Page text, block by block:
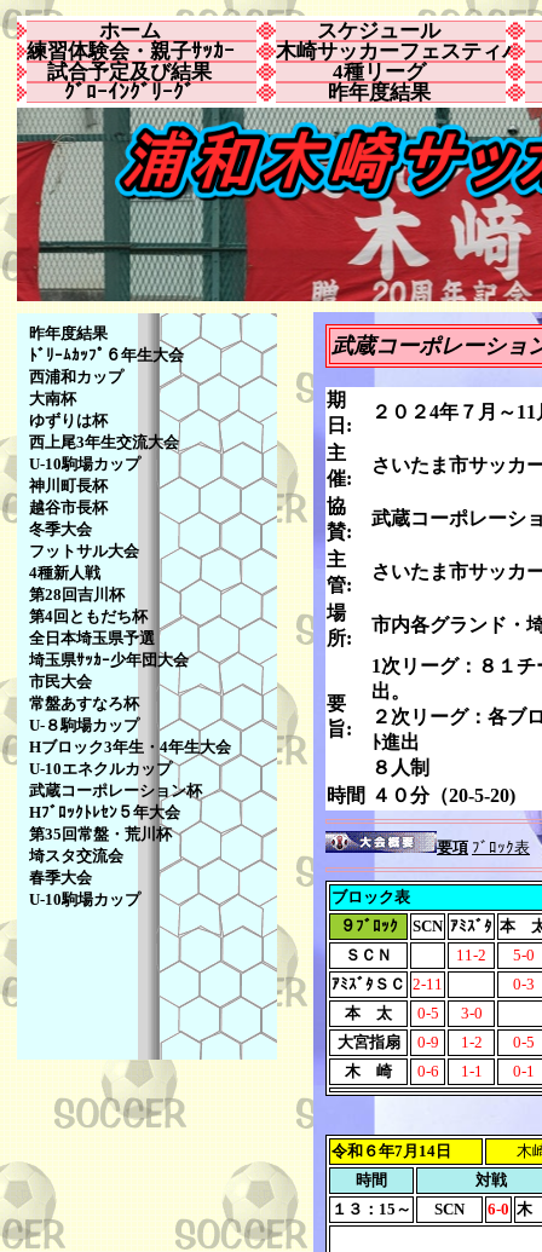
ホーム
スケジュール
練習体験会・親子ｻｯｶｰ
木崎サッカーフェスティバル
試合予定及び結果
4種リーグ
ｸﾞﾛｰｲﾝｸﾞﾘｰｸﾞ
昨年度結果
昨年度結果
ﾄﾞﾘｰﾑｶｯﾌﾟ６年生大会
西浦和カップ
大南杯
ゆずりは杯
西上尾3年生交流大会
U-10駒場カップ
神川町長杯
越谷市長杯
冬季大会
フットサル大会
4種新人戦
第28回吉川杯
第4回ともだち杯
全日本埼玉県予選
埼玉県ｻｯｶｰ少年団大会
市民大会
常盤あすなろ杯
U-８駒場カップ
Hブロック3年生・4年生大会
U-10エネクルカップ
武蔵コーポレーション杯
Hﾌﾞﾛｯｸﾄﾚｾﾝ５年大会
第35回常盤・荒川杯
埼スタ交流会
春季大会
U-10駒場カップ
武蔵コーポレーシ
期
日:
２０２4年７
主
催:
さいたま市サッカ
協
賛:
武蔵コーポレーシ
主
管:
さいたま市サッカ
場
所:
市内各グランド・
要
旨:
1次リーグ：８１
出。
２次リーグ：各ブ
ﾄ進出
８人制
時間 ４０分（20-5-20)
要項 ﾌﾞﾛｯｸ表
ブロック表
９ﾌﾞﾛｯｸ
SCN ｱﾐｽﾞﾀ 本
ＳＣＮ
11-2
5-0
ｱﾐｽﾞﾀＳＣ 2-11
0-3
本 太
0-5
3-0
大宮指扇
0-9 1-2
0-5
木 崎
0-6 1-1 0-1
令和６年7月14日
木
時間
対戦
１３：15～
SCN 6-0 木